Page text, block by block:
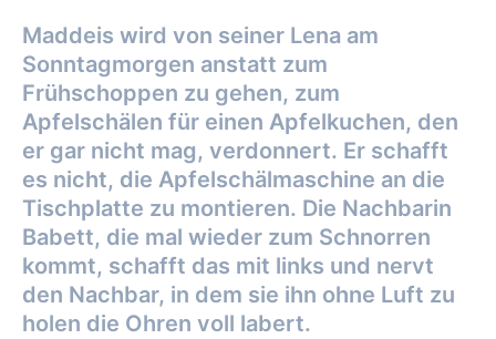
Maddeis wird von seiner Lena am
Sonntagmorgen anstatt zum
Frühschoppen zu gehen, zum
Apfelschälen für einen Apfelkuchen, den
er gar nicht mag, verdonnert. Er schafft
es nicht, die Apfelschälmaschine an die
Tischplatte zu montieren. Die Nachbarin
Babett, die mal wieder zum Schnorren
kommt, schafft das mit links und nervt
den Nachbar, in dem sie ihn ohne Luft zu
holen die Ohren voll labert.